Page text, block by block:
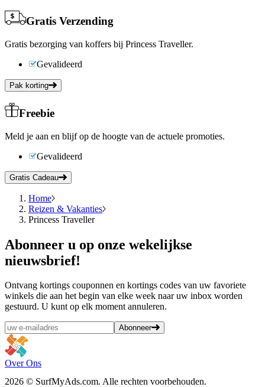
Gratis Verzending
Gratis bezorging van koffers bij Princess Traveller.
Gevalideerd
Pak korting
Freebie
Meld je aan en blijf op de hoogte van de actuele promoties.
Gevalideerd
Gratis Cadeau
Home
Reizen & Vakanties
Princess Traveller
Abonneer u op onze wekelijkse
nieuwsbrief!
Ontvang kortings couponnen en kortings codes van uw favoriete
winkels die aan het begin van elke week naar uw inbox worden
gestuurd. U kunt op elk moment annuleren.
Abonneer
Over Ons
2026 © SurfMyAds.com. Alle rechten voorbehouden.